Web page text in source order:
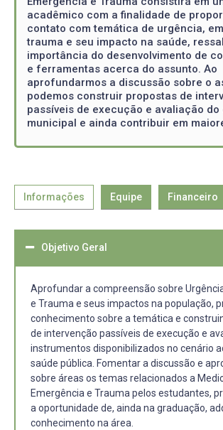
acadêmico com a finalidade de
contato com temática de urgência,
trauma e seu impacto na saúde,
importância do desenvolvimento de
e ferramentas acerca do assunto. Ao
aprofundarmos a discussão sobre o
podemos construir propostas de
passíveis de execução e avaliação do
municipal e ainda contribuir em
Informações Equipe Financeiro
Objetivo Geral
Aprofundar a compreensão sobre
e Trauma e seus impactos na população,
conhecimento sobre a temática e
de intervenção passíveis de execução e
instrumentos disponibilizados no cenário
saúde pública. Fomentar a discussão e
sobre áreas os temas relacionados a
Emergência e Trauma pelos estudantes,
a oportunidade de, ainda na graduação,
conhecimento na área.